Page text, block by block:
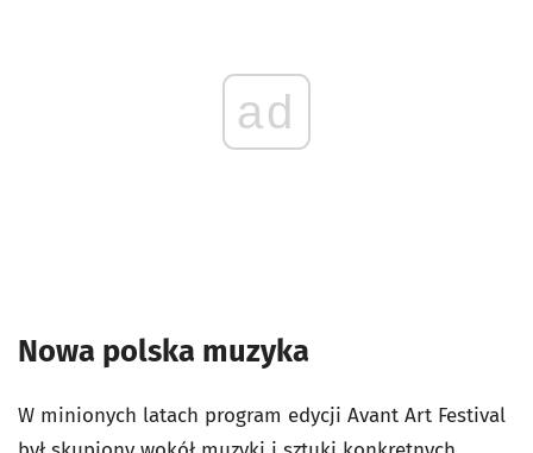
ad
Nowa polska muzyka
W minionych latach program edycji Avant Art Festival